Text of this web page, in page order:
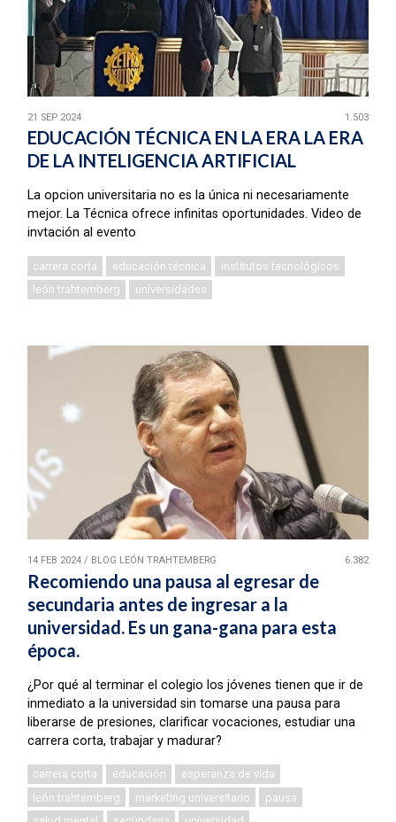
21 SEP 2024 1.503
EDUCACIÓN TÉCNICA EN LA ERA LA ERA
DE LA INTELIGENCIA ARTIFICIAL
La opcion universitaria no es la única ni necesariamente
mejor. La Técnica ofrece infinitas oportunidades. Video de
invtación al evento
carrera corta educación técnica
institutos tecnológicos
león trahtemberg
universidades
14 FEB 2024/ BLOG LEÓN TRAHTEMBERG 6.382
Recomiendo una pausa al egresar de
secundaria antes de ingresar a la
universidad. Es un gana-gana para esta
época.
¿Por qué al terminar el colegio los jóvenes tienen que ir de
inmediato a la universidad sin tomarse una pausa para
liberarse de presiones, clarificar vocaciones, estudiar una
carrera corta, trabajar y madurar?
carrera corta educación
esperanza de vida
león trahtemberg
marketing universitario
pausa